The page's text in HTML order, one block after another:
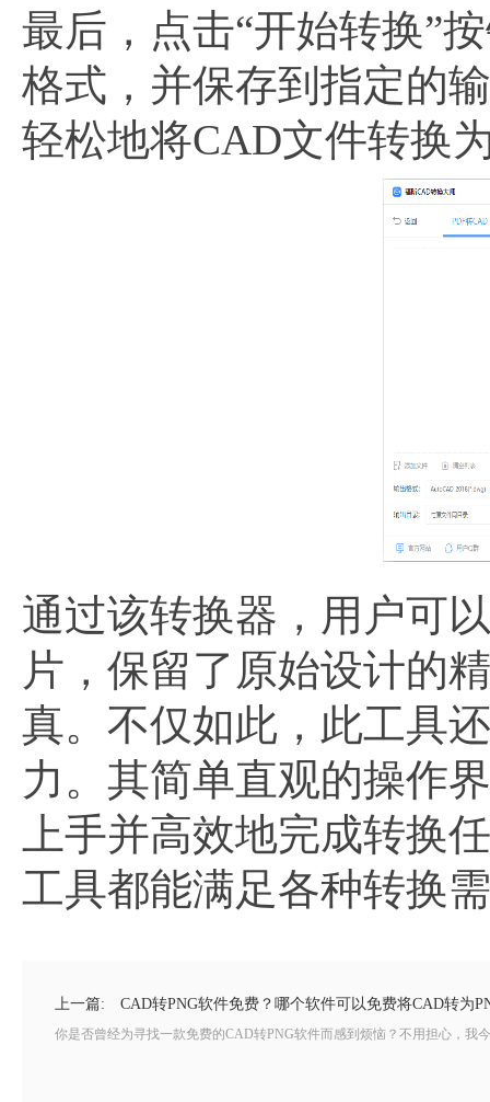
最后，点击“开始转换”
格式，并保存到指定的
轻松地将CAD文件转换
通过该转换器，用户可
片，保留了原始设计的
真。不仅如此，此工具
力。其简单直观的操作
上手并高效地完成转换
工具都能满足各种转换
上一篇: CAD转PNG软件免费？哪个软件可以免费将CAD转为
你是否曾经为寻找一款免费的CAD转PNG软件而感到烦恼？不用担心，